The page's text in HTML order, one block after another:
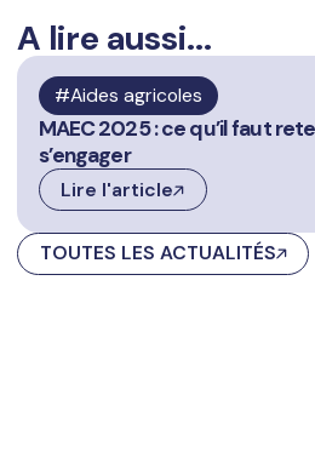
A lire aussi...
Aides agricoles
MAEC 2025 : ce qu’il faut
s’engager
Lire l'article
TOUTES LES ACTUALITÉS